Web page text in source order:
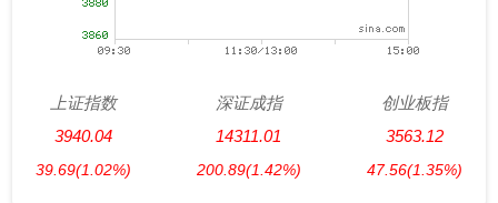
上证指数
3940.04
39.69(1.02%)
深证成指
14311.01
200.89(1.42%)
创业板指
3563.12
47.56(1.35%)